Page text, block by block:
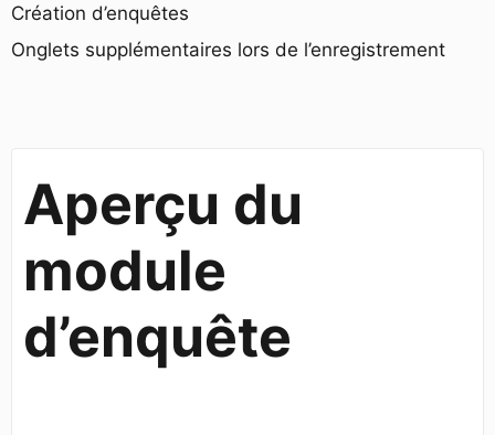
Création d’enquêtes
Onglets supplémentaires lors de l’enregistrement
Aperçu du
module
d’enquête